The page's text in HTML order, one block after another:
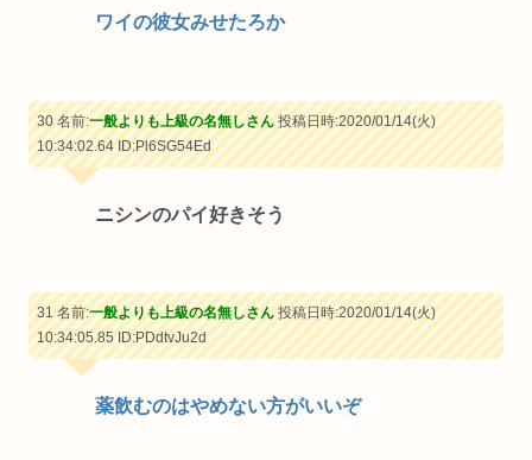
ワイの彼女みせたろか
30 名前:一般よりも上級の名無しさん投稿日時:2020/01/14(火)
10:34:02.64ID:Pl6SG54Ed
ニシンのパイ好きそう
31 名前:一般よりも上級の名無しさん投稿日時:2020/01/14(火)
10:34:05.85ID:PDdtvJu2d
薬飲むのはやめない方がいいぞ